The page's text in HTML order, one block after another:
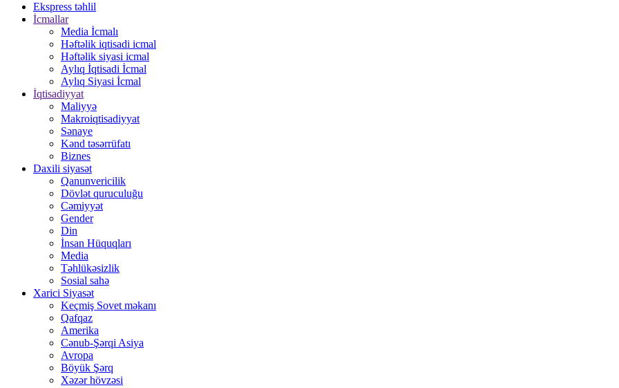
Ekspress təhlil
İcmallar
Media İcmalı
Həftəlik iqtisadi icmal
Həftəlik siyasi icmal
Aylıq İqtisadi İcmal
Aylıq Siyasi İcmal
İqtisadiyyat
Maliyyə
Makroiqtisadiyyat
Sənaye
Kənd təsərrüfatı
Biznes
Daxili siyasət
Qanunvericilik
Dövlət quruculuğu
Cəmiyyət
Gender
Din
İnsan Hüquqları
Media
Təhlükəsizlik
Sosial sahə
Xarici Siyasət
Keçmiş Sovet məkanı
Qafqaz
Amerika
Cənub-Şərqi Asiya
Avropa
Böyük Şərq
Xəzər hövzəsi